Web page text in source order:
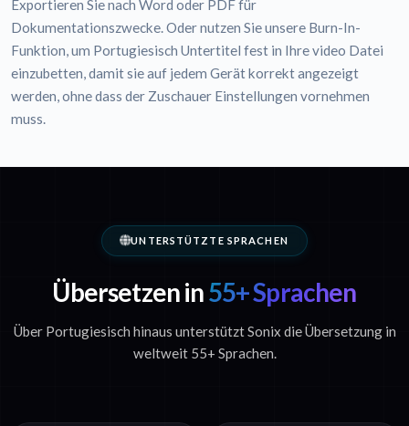
Exportieren Sie nach Word oder PDF für
Dokumentationszwecke. Oder nutzen Sie unsere Burn-In-
Funktion, um Portugiesisch Untertitel fest in Ihre video Datei
einzubetten, damit sie auf jedem Gerät korrekt angezeigt
werden, ohne dass der Zuschauer Einstellungen vornehmen
muss.
UNTERSTÜTZTE SPRACHEN
Übersetzen in55+ Sprachen
Über Portugiesisch hinaus unterstützt Sonix die Übersetzung in
weltweit 55+ Sprachen.